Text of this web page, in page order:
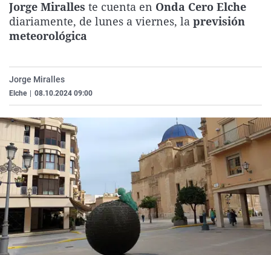
La rosa de los vientos
Gente viajera
Caso
Retornados
Extremadura
Galicia
Virales
Televisión
Jorge Miralles te cuenta en Onda Cero Elche
diariamente, de lunes a viernes, la previsión
meteorológica
Jorge Miralles
Elche 08.10.2024 09:00